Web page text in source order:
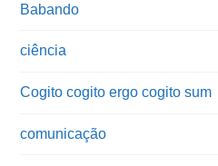
Babando
ciência
Cogito cogito ergo cogito sum
comunicação